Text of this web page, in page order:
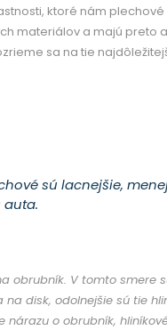
ktoré nám
materiálov a majú preto
sa na tie
sú lacnejšie,
auta.
obrubník. V tomto smere
disk, odolnejšie sú tie
nárazu o obrubník,